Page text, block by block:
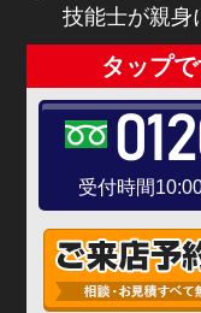
技能士が親身
タップ
受付時間